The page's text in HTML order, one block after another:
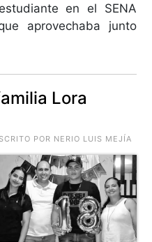
en el SENA
aprovechaba junto
Lora
POR NERIO LUIS MEJÍA